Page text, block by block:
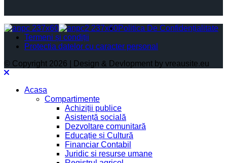
Politica De Confidențialitate
Termeni și condiții
Protectia datelor cu caracter personal
© Copyright 2026 | Design & Devlopment by vreausite.eu
Acasa
Compartimente
Achiziții publice
Asistență socială
Dezvoltare comunitară
Educație și Cultură
Financiar Contabil
Juridic si resurse umane